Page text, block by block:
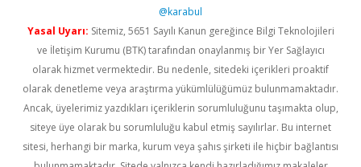
@karabul
Yasal Uyarı: Sitemiz, 5651 Sayılı Kanun gereğince Bilgi Teknolojileri
ve İletişim Kurumu (BTK) tarafından onaylanmış bir Yer Sağlayıcı
olarak hizmet vermektedir. Bu nedenle, sitedeki içerikleri proaktif
olarak denetleme veya araştırma yükümlülüğümüz bulunmamaktadır.
Ancak, üyelerimiz yazdıkları içeriklerin sorumluluğunu taşımakta olup,
siteye üye olarak bu sorumluluğu kabul etmiş sayılırlar. Bu internet
sitesi, herhangi bir marka, kurum veya şahıs şirketi ile hiçbir bağlantısı